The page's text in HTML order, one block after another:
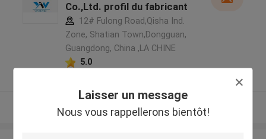
Laisser un message
Nous vous rappellerons bientôt!
Co.,Ltd. profil du fabricant
12# Fulong Road,Qisha Ind.
Zone, Shatian Town,Dongguan,
Guangdong, China ,LA CHINE
5.0
Regardez plus